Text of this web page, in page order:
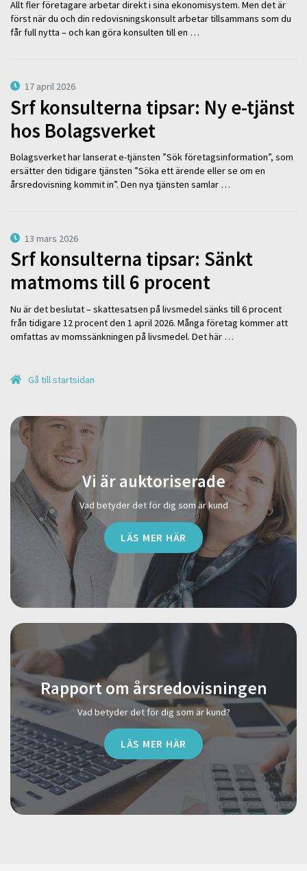
Allt fler företagare arbetar direkt i sina ekonomisystem. Men det är
först när du och din redovisningskonsult arbetar tillsammans som du
får full nytta – och kan göra konsulten till en …
17 april 2026
Srf konsulterna tipsar: Ny e-tjänst
hos Bolagsverket
Bolagsverket har lanserat e-tjänsten ”Sök företagsinformation”, som
ersätter den tidigare tjänsten ”Söka ett ärende eller se om en
årsredovisning kommit in”. Den nya tjänsten samlar …
13 mars 2026
Srf konsulterna tipsar: Sänkt
matmoms till 6 procent
Nu är det beslutat – skattesatsen på livsmedel sänks till 6 procent
från tidigare 12 procent den 1 april 2026. Många företag kommer att
omfattas av momssänkningen på livsmedel. Det här …
Gå till startsidan
Vi är auktoriserade
Vad betyder det för dig som är kund
LÄS MER HÄR
Rapport om årsredovisningen
Vad betyder det för dig som är kund?
LÄS MER HÄR